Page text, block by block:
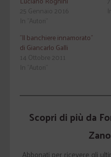
25 Gennaio 2016
In "Autori"
"Il banchiere innamorato"
di Giancarlo Galli
14 Ottobre 2011
In "Autori"
Scopri di più da
Abbonati per ricevere gli